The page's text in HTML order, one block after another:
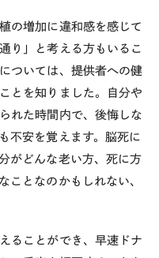
の増加に違和感を感じて
り」と考える方もいるこ
ついては、提供者への健
とを知りました。自分や
れた時間内で、後悔しな
不安を覚えます。脳死に
がどんな老い方、死に方
ことなのかもしれない、
ることができ、早速ドナ